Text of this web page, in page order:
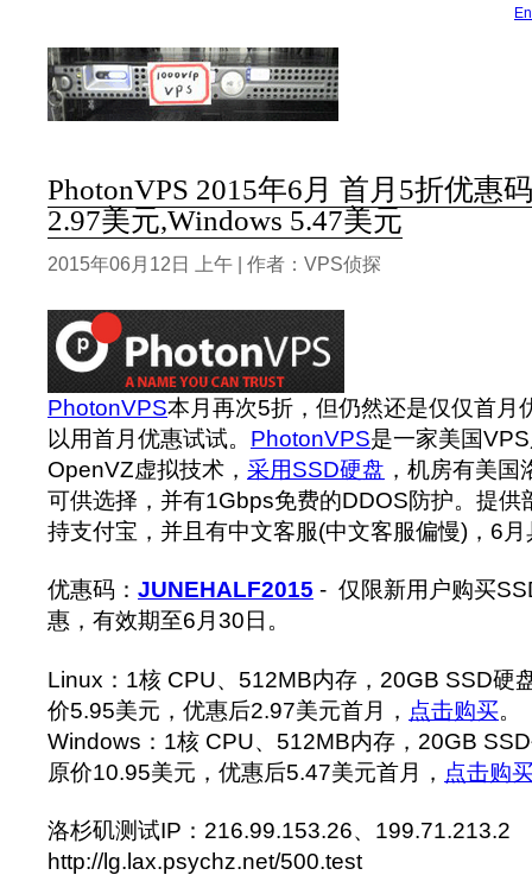
PhotonVPS 2015年6月 首月5折优惠
2.97美元,Windows 5.47美元
2015年06月12日 上午 | 作者：VPS侦探
PhotonVPS本月再次5折，但仍然还是仅仅首月
以用首月优惠试试。 PhotonVPS是一家美国
OpenVZ虚拟技术， 采用SSD硬盘 ，机房有美
可供选择，并有1Gbps免费的DDOS防护。提供
持支付宝，并且有中文客服(中文客服偏慢)，6
优惠码： JUNEHALF2015 - 仅限新用户购买
惠，有效期至6月30日。
Linux：1核 CPU、512MB内存，20GB SSD硬
价5.95美元，优惠后2.97美元首月， 点击购买。
Windows：1核 CPU、512MB内存，20GB
原价10.95美元，优惠后5.47美元首月， 点击购
洛杉矶测试IP：216.99.153.26、199.71.213.2
http://lg.lax.psychz.net/500.test